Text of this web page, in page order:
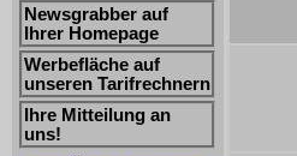
Newsgrabber auf
Ihrer Homepage
Werbefläche auf
unseren Tarifrechnern
Ihre Mitteilung an
uns!